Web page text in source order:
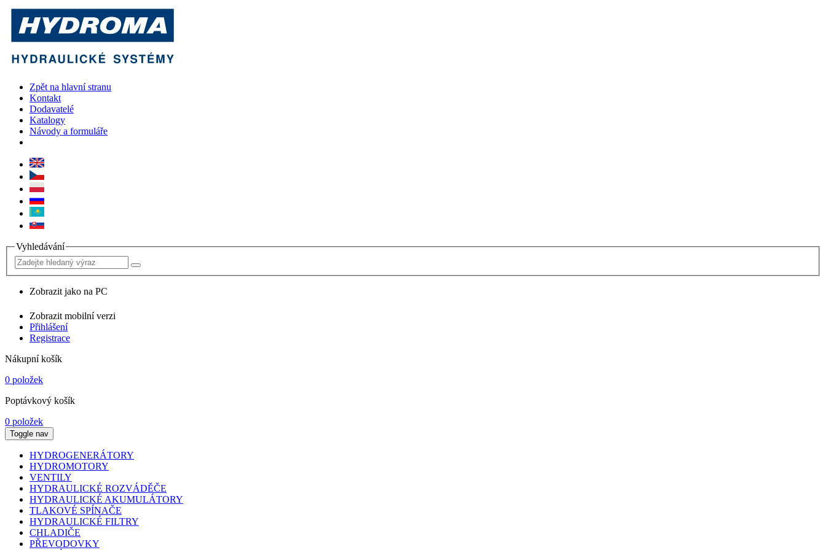
Zpět na hlavní stranu
Kontakt
Dodavatelé
Katalogy
Návody a formuláře
Vyhledávání
Zobrazit jako na PC
Zobrazit mobilní verzi
Přihlášení
Registrace
Nákupní košík
0 položek
Poptávkový košík
0 položek
Toggle nav
HYDROGENERÁTORY
HYDROMOTORY
VENTILY
HYDRAULICKÉ ROZVÁDĚČE
HYDRAULICKÉ AKUMULÁTORY
TLAKOVÉ SPÍNAČE
HYDRAULICKÉ FILTRY
CHLADIČE
PŘEVODOVKY